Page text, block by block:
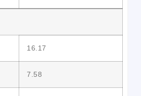
16.17
7.58